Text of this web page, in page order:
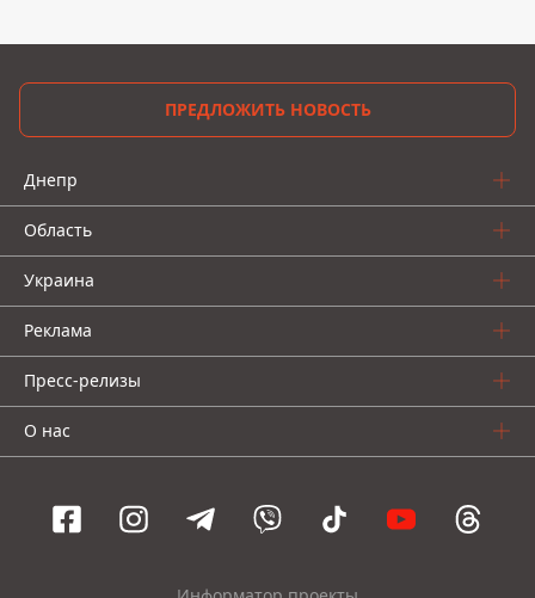
ПРЕДЛОЖИТЬ НОВОСТЬ
Днепр
Область
Украина
Реклама
Пресс-релизы
О нас